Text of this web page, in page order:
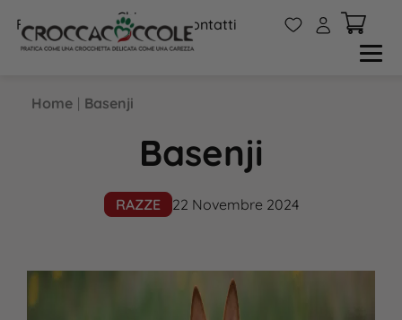
FAQs
Chi
siamo
Contatti W A
Home | Basenji
Basenji
RAZZE 22 Novembre 2024